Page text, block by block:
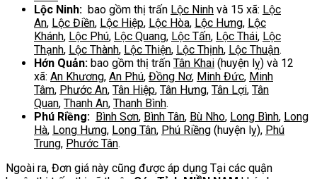
Lộc Ninh: bao gồm thị trấn Lộc Ninh và 15 xã: Lộc
An, Lộc Điền, Lộc Hiệp, Lộc Hòa, Lộc Hưng, Lộc
Khánh, Lộc Phú, Lộc Quang, Lộc Tấn, Lộc Thái, Lộc
Thạnh, Lộc Thành, Lộc Thiện, Lộc Thịnh, Lộc Thuận.
Hớn Quản: bao gồm thị trấn Tân Khai (huyện lỵ) và 12
xã: An Khương, An Phú, Đồng Nơ, Minh Đức, Minh
Tâm, Phước An, Tân Hiệp, Tân Hưng, Tân Lợi, Tân
Quan, Thanh An, Thanh Bình.
Phú Riềng: Bình Sơn, Bình Tân, Bù Nho, Long Bình, Long
Hà, Long Hưng, Long Tân, Phú Riềng (huyện lỵ), Phú
Trung, Phước Tân.
Ngoài ra, Đơn giá này cũng được áp dụng Tại các quận